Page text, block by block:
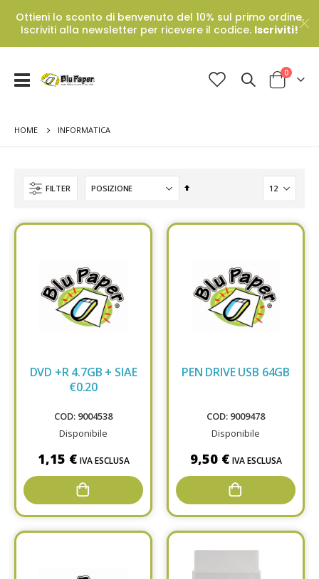
Ottieni lo sconto di benvenuto del 10% sul primo ordine.
Iscriviti alla newsletter per ricevere il codice. Iscriviti!
Toggle
Cart
0Prodotti
HOME INFORMATICA
FILTER
Set
DVD +R 4.7GB + SIAE
€0.20
COD: 9004538
Disponibile
1,15 € IVA ESCLUSA
PEN DRIVE USB 64GB
COD: 9009478
Disponibile
9,50 € IVA ESCLUSA